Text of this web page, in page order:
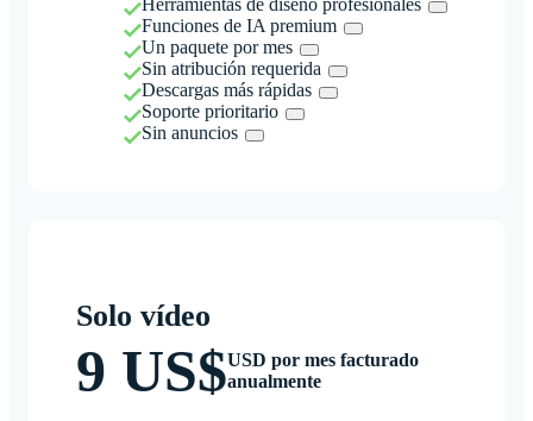
Herramientas de diseño profesionales
Funciones de IA premium
Un paquete por mes
Sin atribución requerida
Descargas más rápidas
Soporte prioritario
Sin anuncios
Solo vídeo
9 US$USD por mes facturado
anualmente